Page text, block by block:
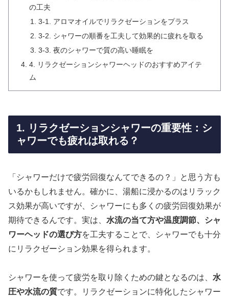
の工夫
3-1. アロマオイルでリラクゼーションをプラス
3-2. シャワーの順番を工夫して効果的に疲れを取る
3-3. 夜のシャワーで質の高い睡眠を
4. リラクゼーションシャワーヘッドのおすすめアイテ
ム
1. リラクゼーションシャワーの重要性：シ
ャワーでも疲れは取れる？
「シャワーだけで疲労回復なんてできるの？」と思う方も
いるかもしれません。確かに、湯船に浸かるのはリラック
ス効果が高いですが、シャワーにも多くの疲労回復効果が
期待できるんです。実は、 水流の当て方や温度調節、シャ
ワーヘッドの選び方を工夫することで、シャワーでも十分
にリラクゼーション効果を得られます。
シャワーを使って疲労を取り除くための鍵となるのは、 水
圧や水流の質です。リラクゼーションに特化したシャワー